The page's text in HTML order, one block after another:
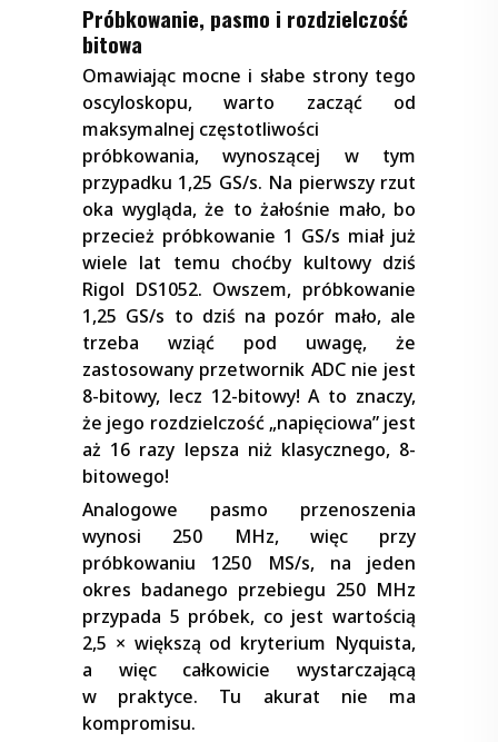
Próbkowanie, pasmo i rozdzielczość
bitowa
Omawiając mocne i słabe strony tego
oscyloskopu, warto zacząć od
maksymalnej częstotliwości
próbkowania, wynoszącej w tym
przypadku 1,25 GS/s. Na pierwszy rzut
oka wygląda, że to żałośnie mało, bo
przecież próbkowanie 1 GS/s miał już
wiele lat temu choćby kultowy dziś
Rigol DS1052. Owszem, próbkowanie
1,25 GS/s to dziś na pozór mało, ale
trzeba wziąć pod uwagę, że
zastosowany przetwornik ADC nie jest
8-bitowy, lecz 12-bitowy! A to znaczy,
że jego rozdzielczość „napięciowa” jest
aż 16 razy lepsza niż klasycznego, 8-
bitowego!
Analogowe pasmo przenoszenia
wynosi 250 MHz, więc przy
próbkowaniu 1250 MS/s, na jeden
okres badanego przebiegu 250 MHz
przypada 5 próbek, co jest wartością
2,5 × większą od kryterium Nyquista,
a więc całkowicie wystarczającą
w praktyce. Tu akurat nie ma
kompromisu.